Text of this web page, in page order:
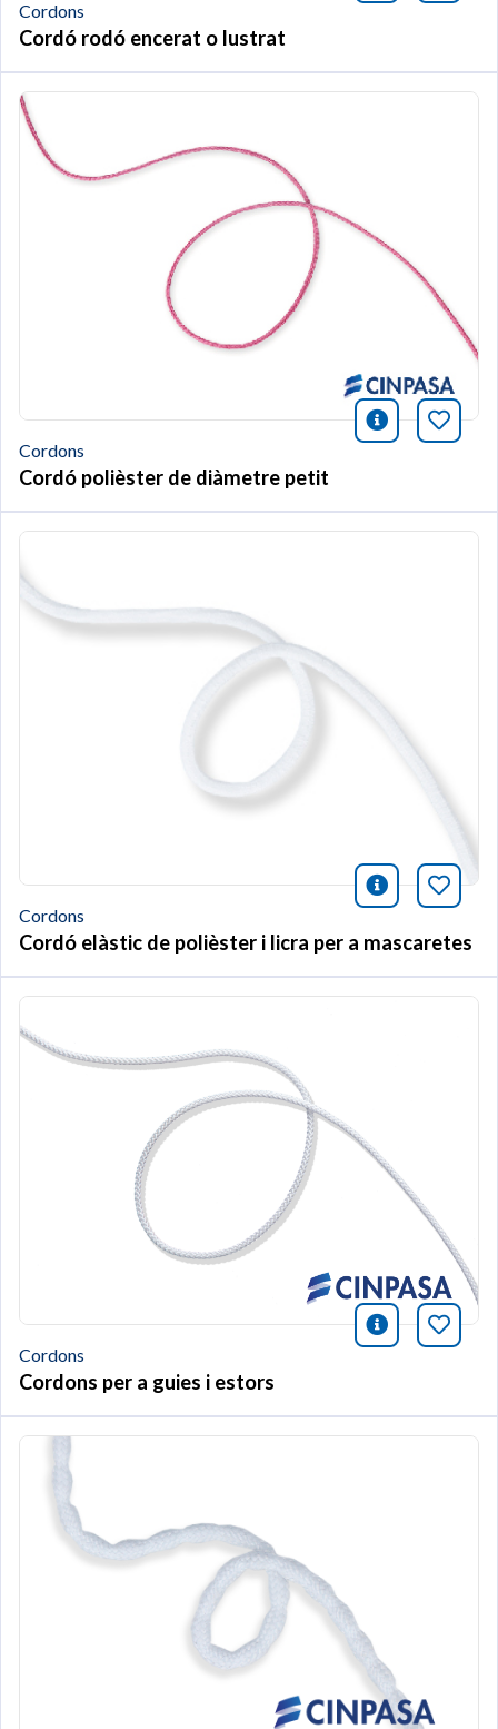
Cordons
Cordó rodó encerat o lustrat
icono
Cordons
Cordó polièster de diàmetre petit
icono
Cordons
Cordó elàstic de polièster i licra per a mascaretes
icono
Cordons
Cordons per a guies i estors